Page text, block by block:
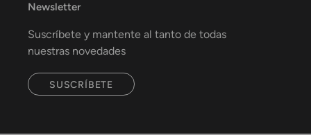
Newsletter
Suscríbete y mantente al tanto de todas
nuestras novedades
SUSCRÍBETE